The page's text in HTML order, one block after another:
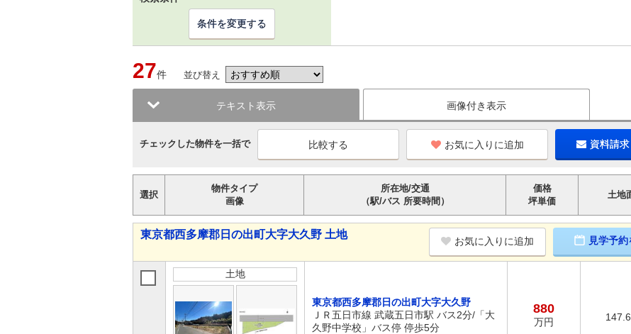
条件を変更する
27件 並び替え
テキスト表示 画像付き表示
チェックした物件を一括で お気に入りに追加 資料請
選択
物件タイプ
画像
所在地/交通
（駅/バス 所要時間）
価格
坪単価
土地
東京都西多摩郡日の出町大字大久野 土地
お気に入りに追加 見学予約
土地
東京都西多摩郡日の出町大字大久野
ＪＲ五日市線 武蔵五日市駅 バス2分/「大
久野中学校」バス停 停歩5分
880
万円